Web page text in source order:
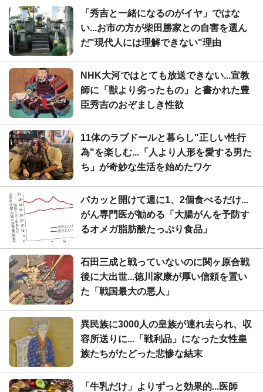
「秀吉と一緒になるのがイヤ」ではな
い...お市の方が柴田勝家との自害を選ん
だ"現代人には理解できない"理由
NHK大河ではとても放送できない...宣教
師に「獣より劣ったもの」と書かれた豊
臣秀吉のおぞましき性欲
11体のラブドールと暮らし"正しい性行
為"を楽しむ...「人より人形を愛する男た
ち」が奇妙な生活を始めたワケ
パカッと開けて週に1、2個食べるだけ...
がん専門医が勧める「大腸がんを予防す
るオメガ脂肪酸たっぷり食品」
石田三成と戦っていないのに関ヶ原合戦
後に大出世...徳川家康が厚い信頼を置い
た「戦国最大の悪人」
異民族に3000人の皇族が連れ去られ、収
容所送りに...「戦利品」になった女性皇
族たちがたどった悲惨な結末
「牛乳だけ」よりずっと効果的...医師